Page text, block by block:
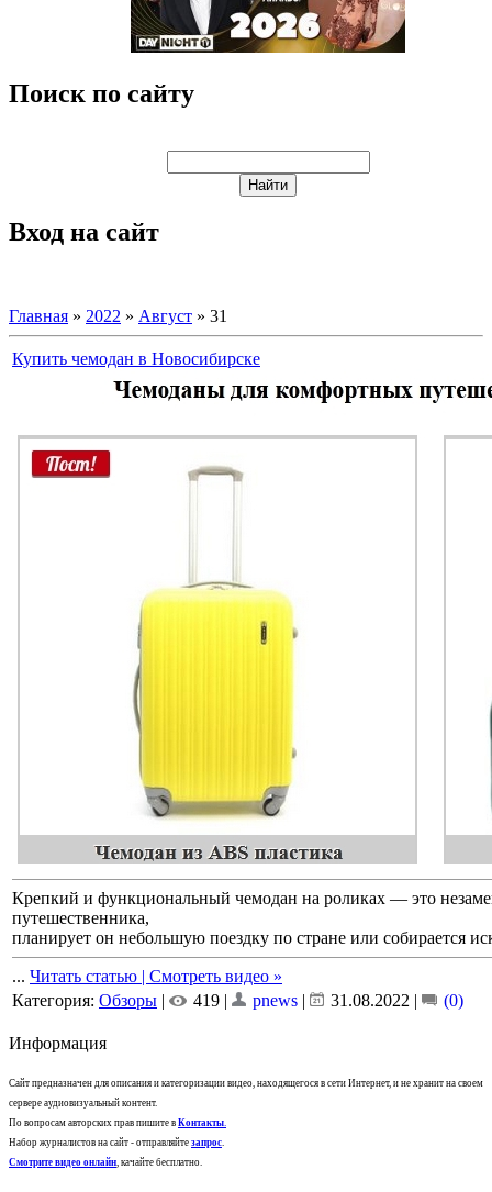
Поиск по сайту
Вход на сайт
Главная » 2022 » Август » 31
Купить чемодан в Новосибирске
Крепкий и функциональный чемодан на роликах — это
путешественника,
планирует он небольшую поездку по стране или собирается
... Читать статью | Смотреть видео »
Категория: Обзоры | 419 | pnews | 31.08.2022 | (0)
Информация
Сайт предназначен для описания и категоризации видео, находящегося в сети Интернет, и не хранит на своем
сервере аудиовизуальный контент.
По вопросам авторских прав пишите в Контакты.
Набор журналистов на сайт - отправляйте запрос.
Смотрите видео онлайн, качайте бесплатно.